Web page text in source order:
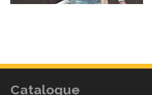
Catalogue